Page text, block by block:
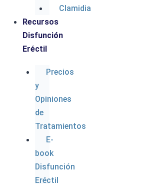
Clamidia
Recursos
Disfunción
Eréctil
Precios
y
Opiniones
de
Tratamientos
E-
book
Disfunción
Eréctil
Todos los derechos